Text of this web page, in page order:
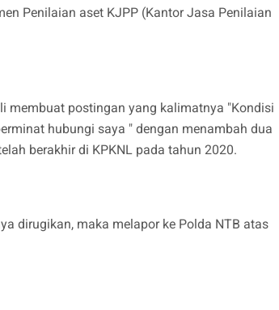
Penilaian aset KJPP (Kantor Jasa Penilaian
membuat postingan yang kalimatnya "Kondisi
hubungi saya " dengan menambah dua
berakhir di KPKNL pada tahun 2020.
dirugikan, maka melapor ke Polda NTB atas